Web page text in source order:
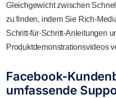
Gleichgewicht zwischen
zu finden, indem Sie Rich-
Schritt-für-Schritt-Anleitungen
Produktdemonstrationsvideos
Facebook-
umfassende